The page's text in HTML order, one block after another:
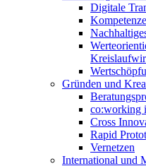
Digitale
Gründen und
co:working
Cross
Rapid
Vernetzen
International und